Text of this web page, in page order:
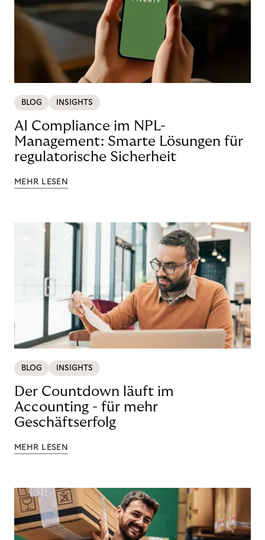
BLOG INSIGHTS
AI Compliance im NPL-
Management: Smarte Lösungen für
regulatorische Sicherheit
MEHR LESEN
BLOG INSIGHTS
Der Countdown läuft im
Accounting - für mehr
Geschäftserfolg
MEHR LESEN